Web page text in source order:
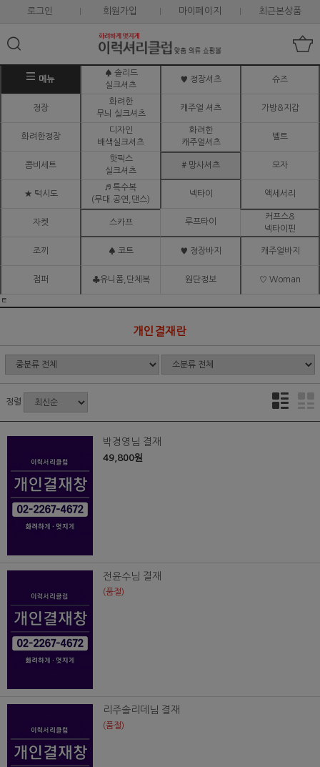
로그인 회원가입 마이페이지 최근본상품
메뉴
♠ 솔리드
실크셔츠
♥ 정장셔츠 슈즈
정장
화려한
무늬 실크셔츠
캐주얼 셔츠 가방&지갑
화려한정장
디자인
배색실크셔츠
화려한
캐주얼셔츠
벨트
콤비세트
핫픽스
실크셔츠
# 망사셔츠 모자
★ 턱시도
♬ 특수복
(무대.공연,댄스)
넥타이 액세서리
자켓 스카프 루프타이
커프스&
넥타이핀
조끼 ♠ 코트 ♥ 정장바지 캐주얼바지
점퍼 ♣유니폼,단체복 원단정보 ♡ Woman
ㅌ
개인결재란
정렬
박경영님 결재
49,800원
전윤수님 결재
(품절)
리주솔리데님 결재
(품절)